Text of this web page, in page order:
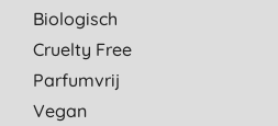
Biologisch
Cruelty Free
Parfumvrij
Vegan